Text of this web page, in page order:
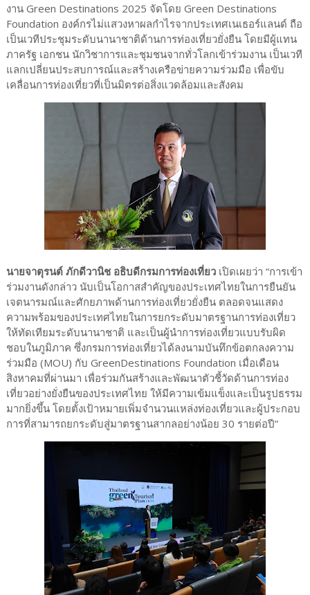
งาน Green Destinations 2025 จัดโดย Green Destinations
Foundation องค์กรไม่แสวงหาผลกำไรจากประเทศเนเธอร์แลนด์ ถือ
เป็นเวทีประชุมระดับนานาชาติด้านการท่องเที่ยวยั่งยืน โดยมีผู้แทน
ภาครัฐ เอกชน นักวิชาการและชุมชนจากทั่วโลกเข้าร่วมงาน เป็นเวที
แลกเปลี่ยนประสบการณ์และสร้างเครือข่ายความร่วมมือ เพื่อขับ
เคลื่อนการท่องเที่ยวที่เป็นมิตรต่อสิ่งแวดล้อมและสังคม
นายจาตุรนต์ ภักดีวานิช อธิบดีกรมการท่องเที่ยวเปิดเผยว่า “การเข้า
ร่วมงานดังกล่าว นับเป็นโอกาสสำคัญของประเทศไทยในการยืนยัน
เจตนารมณ์และศักยภาพด้านการท่องเที่ยวยั่งยืน ตลอดจนแสดง
ความพร้อมของประเทศไทยในการยกระดับมาตรฐานการท่องเที่ยว
ให้ทัดเทียมระดับนานาชาติ และเป็นผู้นำการท่องเที่ยวแบบรับผิด
ชอบในภูมิภาค ซึ่งกรมการท่องเที่ยวได้ลงนามบันทึกข้อตกลงความ
ร่วมมือ (MOU) กับ GreenDestinations Foundation เมื่อเดือน
สิงหาคมที่ผ่านมา เพื่อร่วมกันสร้างและพัฒนาตัวชี้วัดด้านการท่อง
เที่ยวอย่างยั่งยืนของประเทศไทย ให้มีความเข้มแข็งและเป็นรูปธรรม
มากยิ่งขึ้น โดยตั้งเป้าหมายเพิ่มจำนวนแหล่งท่องเที่ยวและผู้ประกอบ
การที่สามารถยกระดับสู่มาตรฐานสากลอย่างน้อย 30 รายต่อปี”